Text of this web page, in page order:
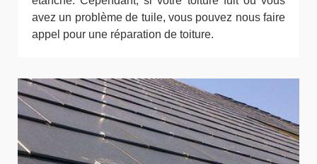
avez un problème de tuile, vous pouvez nous faire
appel pour une réparation de toiture.